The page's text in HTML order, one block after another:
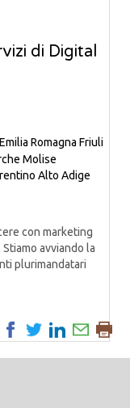
di Digital
Emilia Romagna Friuli
Molise
Alto Adige
con marketing
avviando la
plurimandatari